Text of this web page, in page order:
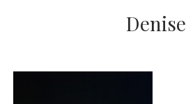
Denise